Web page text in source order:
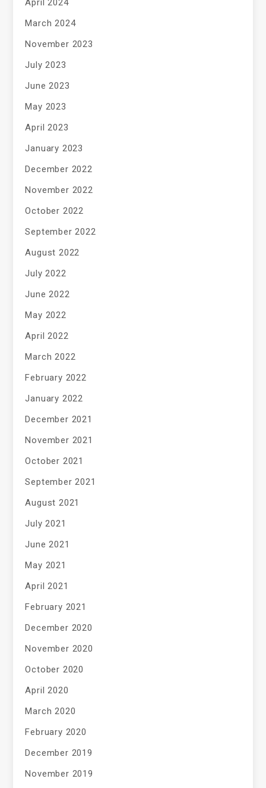
April 2024
March 2024
November 2023
July 2023
June 2023
May 2023
April 2023
January 2023
December 2022
November 2022
October 2022
September 2022
August 2022
July 2022
June 2022
May 2022
April 2022
March 2022
February 2022
January 2022
December 2021
November 2021
October 2021
September 2021
August 2021
July 2021
June 2021
May 2021
April 2021
February 2021
December 2020
November 2020
October 2020
April 2020
March 2020
February 2020
December 2019
November 2019